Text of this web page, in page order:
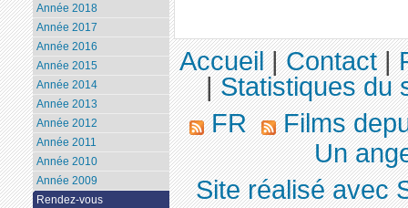
Année 2018
Année 2017
Année 2016
Année 2015
Année 2014
Année 2013
Année 2012
Année 2011
Année 2010
Année 2009
Rendez-vous
Accueil|Contact|
|Statistiques du
FR
Films
Un
Site réalisé avec